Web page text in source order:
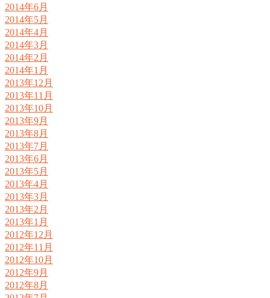
2014年6月
2014年5月
2014年4月
2014年3月
2014年2月
2014年1月
2013年12月
2013年11月
2013年10月
2013年9月
2013年8月
2013年7月
2013年6月
2013年5月
2013年4月
2013年3月
2013年2月
2013年1月
2012年12月
2012年11月
2012年10月
2012年9月
2012年8月